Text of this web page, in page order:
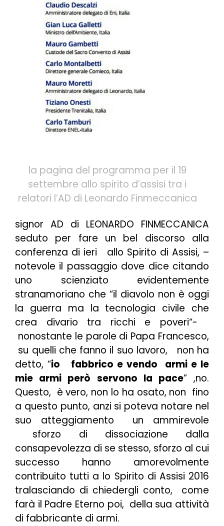
la pagina del programma per il 19
settembre allo spirito d’assisi tra i
relatori l’AD di Leonardo Finmeccanica
signor AD di LEONARDO FINMECCANICA
seduto per fare un bel discorso alla
conferenza di ieri allo Spirito di Assisi, –
notevole il passaggio dove dice citando
uno scienziato evidentemente
stranamoriano che “il diavolo non è oggi
la guerra ma la tecnologia civile che
crea divario tra ricchi e poveri“-
nonostante le parole di Papa Francesco,
su quelli che fanno il suo lavoro, non ha
detto, “io fabbrico e vendo armi e le
mie armi però servono la pace” ,no.
Questo, è vero, non lo ha osato, non fino
a questo punto, anzi si poteva notare nel
suo atteggiamento un ammirevole
sforzo di dissociazione dalla
consapevolezza di se stesso, sforzo al cui
successo hanno amorevolmente
contribuito tutti a lo Spirito di Assisi 2016
tralasciando di chiedergli conto, come
farà il Padre Eterno poi, della sua attività
di fabbricante di armi.